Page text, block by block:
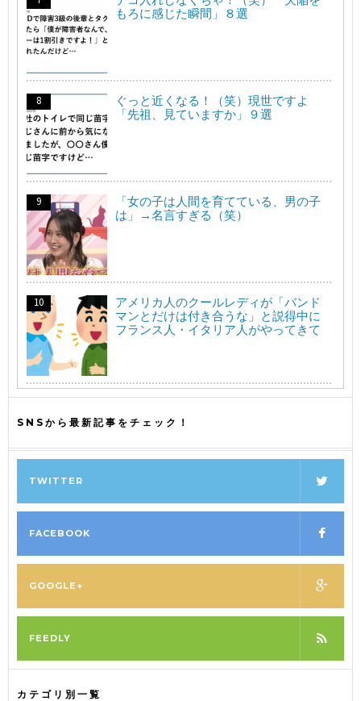
もろに感じた瞬間」８選
ぐっと近くなる！（笑）現世ですよ
「先祖、見ていますか」９選
「女の子は人間を育てている、男の子
は」→名言すぎる（笑）
アメリカ人のクールレディが「バンド
マンとだけは付き合うな」と説得中に
フランス人・イタリア人がやってきて
SNSから最新記事をチェック！
TWITTER
FACEBOOK
GOOGLE+
FEEDLY
カテゴリ別一覧